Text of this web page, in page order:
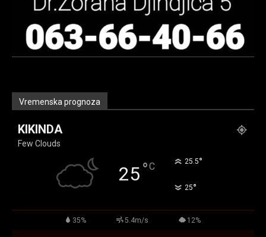
Vremenska prognoza
KIKINDA
Few Clouds
25°C 25.5°
25°
35% 5.4m/s 12%